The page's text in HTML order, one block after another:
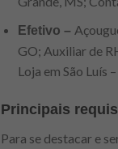
Efetivo –
GO; Auxiliar de
Loja em São Luís
Principais
Para se destacar e